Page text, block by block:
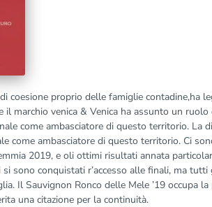
coesione proprio delle famiglie contadine,ha
il marchio venica & Venica ha assunto un ruolo
come ambasciatore di questo territorio. La
come ambasciatore di questo territorio. Ci
2019, e oli ottimi risultati annata
sono conquistati r’accesso alle finali, ma
Il Sauvignon Ronco delle Mele ’19 occupa la
una citazione per la continuità.